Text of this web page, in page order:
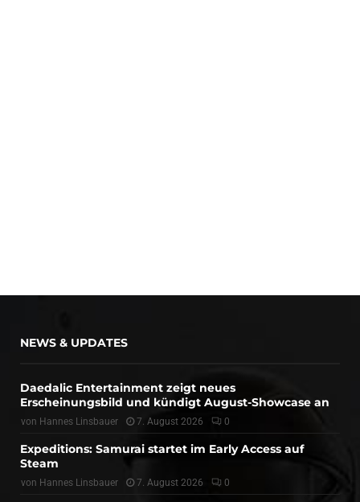
NEWS & UPDATES
Daedalic Entertainment zeigt neues
Erscheinungsbild und kündigt August-Showcase an
von Hannes Linsbauer 7. August 2026 0
Expeditions: Samurai startet im Early Access auf
Steam
von Hannes Linsbauer 7. August 2026 0